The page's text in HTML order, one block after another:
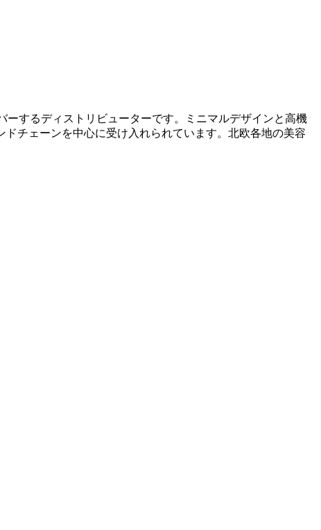
ーするディストリビューターです。ミニマルデザインと高機
ドチェーンを中心に受け入れられています。北欧各地の美容